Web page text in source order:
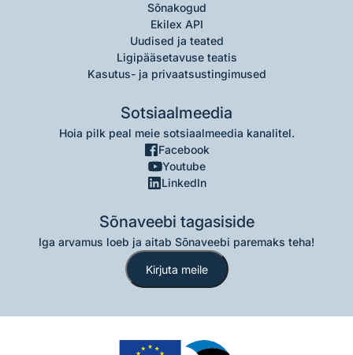
Sõnakogud
Ekilex API
Uudised ja teated
Ligipääsetavuse teatis
Kasutus- ja privaatsustingimused
Sotsiaalmeedia
Hoia pilk peal meie sotsiaalmeedia kanalitel.
Facebook
Youtube
LinkedIn
Sõnaveebi tagasiside
Iga arvamus loeb ja aitab Sõnaveebi paremaks teha!
Kirjuta meile